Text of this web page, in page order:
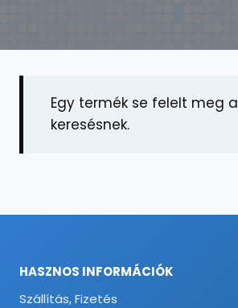
Egy termék se felelt meg a
keresésnek.
HASZNOS INFORMÁCIÓK
Szállítás, Fizetés